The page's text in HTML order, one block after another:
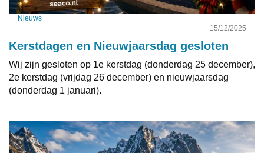
Nieuws
15/12/2025
Kerstdagen en Nieuwjaarsdag gesloten
Wij zijn gesloten op 1e kerstdag (donderdag 25 december),
2e kerstdag (vrijdag 26 december) en nieuwjaarsdag
(donderdag 1 januari).